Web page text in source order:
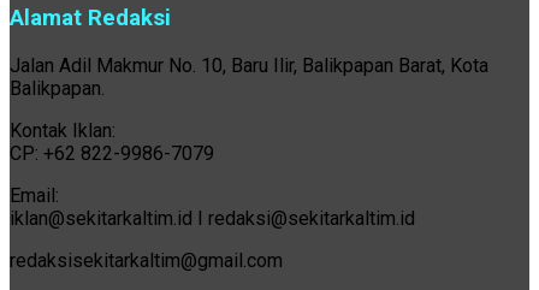
Alamat Redaksi
Jalan Adil Makmur No. 10, Baru Ilir, Balikpapan Barat, Kota
Balikpapan.
Kontak Iklan:
CP: +62 822-9986-7079
Email:
iklan@sekitarkaltim.id I redaksi@sekitarkaltim.id
redaksisekitarkaltim@gmail.com